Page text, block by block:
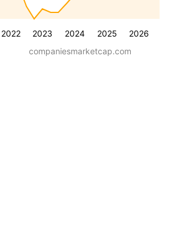
2022 2023 2024 2025 2026
companiesmarketcap.com